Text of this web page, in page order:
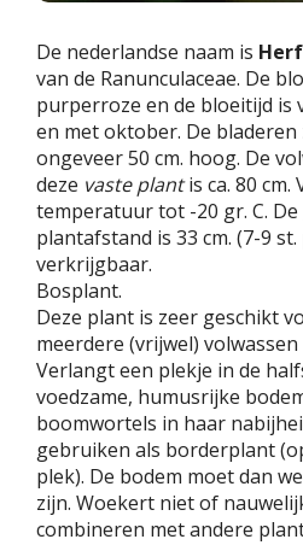
De nederlandse naam is
van de Ranunculaceae. De
purperroze en de bloeitijd is
en met oktober. De
ongeveer 50 cm. hoog. De
deze vaste plantis ca. 80 cm.
temperatuur tot -20 gr. C. De
plantafstand is 33 cm. (7-9
verkrijgbaar.
Bosplant.
Deze plant is zeer geschikt
meerdere (vrijwel)
Verlangt een plekje in de
voedzame, humusrijke
boomwortels in haar
gebruiken als borderplant
plek). De bodem moet dan
zijn. Woekert niet of
combineren met andere